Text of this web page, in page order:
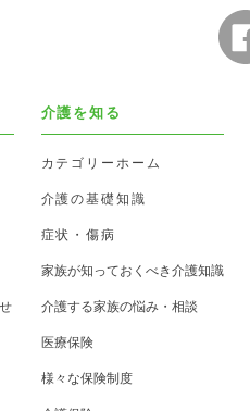
介護を知る
カテゴリーホーム
介護の基礎知識
症状・傷病
家族が知っておくべき介護知識
介護する家族の悩み・相談
医療保険
様々な保険制度